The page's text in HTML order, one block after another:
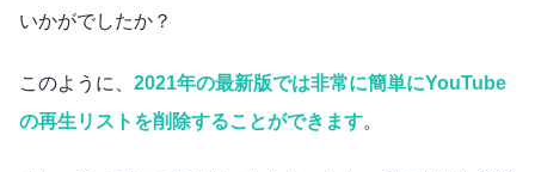
いかがでしたか？
このように、 2021年の最新版では非常に簡単にYouTube
の再生リストを削除することができます。